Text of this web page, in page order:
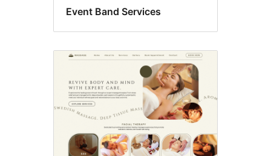
Event Band Services